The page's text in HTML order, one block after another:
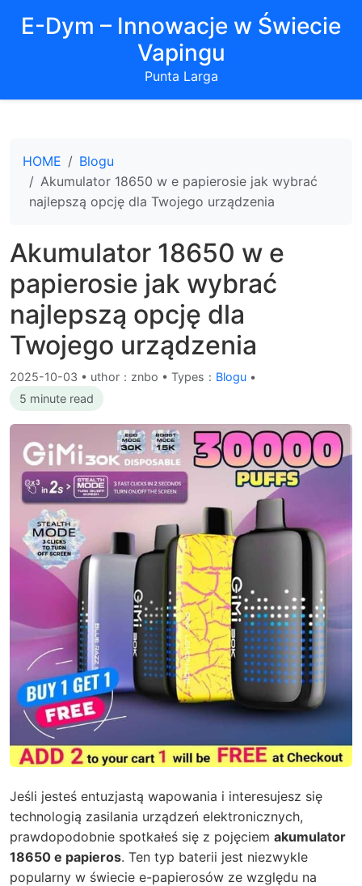
E-Dym – Innowacje w Świecie
Vapingu
Punta Larga
HOME
Blogu
Akumulator 18650 w e papierosie jak wybrać
najlepszą opcję dla Twojego urządzenia
Akumulator 18650 w e
papierosie jak wybrać
najlepszą opcję dla
Twojego urządzenia
2025-10-03 • uthor：znbo • Types： Blogu •
5 minute read
Jeśli jesteś entuzjastą wapowania i interesujesz się
technologią zasilania urządzeń elektronicznych,
prawdopodobnie spotkałeś się z pojęciem akumulator
18650 e papieros. Ten typ baterii jest niezwykle
popularny w świecie e-papierosów ze względu na